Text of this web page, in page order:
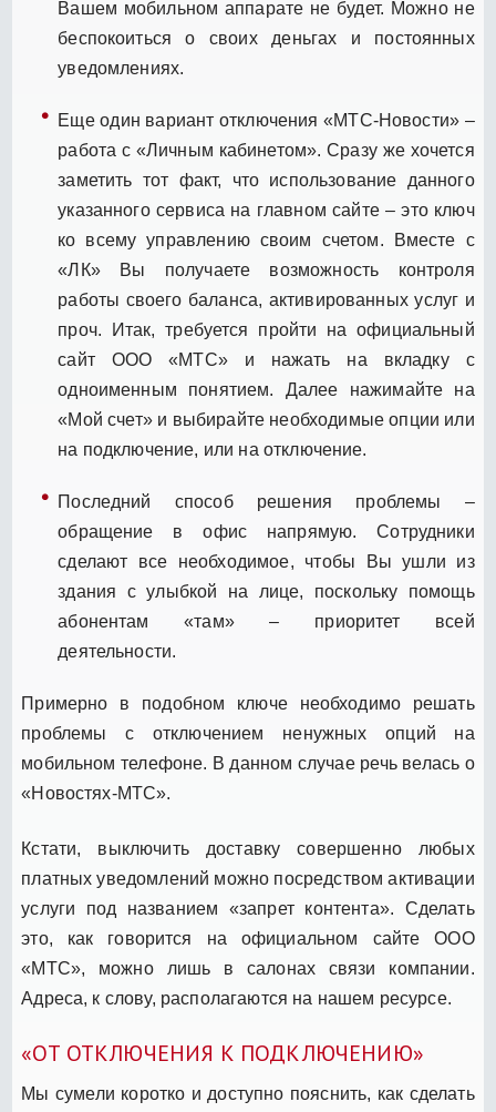
Вашем мобильном аппарате не будет. Можно не
беспокоиться о своих деньгах и постоянных
уведомлениях.
Еще один вариант отключения «МТС-Новости» –
работа с «Личным кабинетом». Сразу же хочется
заметить тот факт, что использование данного
указанного сервиса на главном сайте – это ключ
ко всему управлению своим счетом. Вместе с
«ЛК» Вы получаете возможность контроля
работы своего баланса, активированных услуг и
проч. Итак, требуется пройти на официальный
сайт ООО «МТС» и нажать на вкладку с
одноименным понятием. Далее нажимайте на
«Мой счет» и выбирайте необходимые опции или
на подключение, или на отключение.
Последний способ решения проблемы –
обращение в офис напрямую. Сотрудники
сделают все необходимое, чтобы Вы ушли из
здания с улыбкой на лице, поскольку помощь
абонентам «там» – приоритет всей
деятельности.
Примерно в подобном ключе необходимо решать
проблемы с отключением ненужных опций на
мобильном телефоне. В данном случае речь велась о
«Новостях-МТС».
Кстати, выключить доставку совершенно любых
платных уведомлений можно посредством активации
услуги под названием «запрет контента». Сделать
это, как говорится на официальном сайте ООО
«МТС», можно лишь в салонах связи компании.
Адреса, к слову, располагаются на нашем ресурсе.
«ОТ ОТКЛЮЧЕНИЯ К ПОДКЛЮЧЕНИЮ»
Мы сумели коротко и доступно пояснить, как сделать